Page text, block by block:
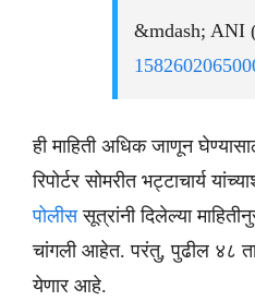
&mdash; ANI
ही माहिती अधिक जाणून
रिपोर्टर सोमरीत भट्टाचार्य
पोलीससूत्रांनी दिलेल्या
चांगली आहेत. परंतु, पुढील ४८
येणार आहे.